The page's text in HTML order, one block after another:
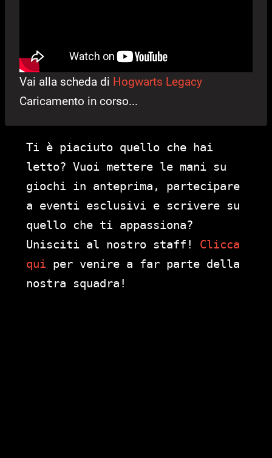
Vai alla scheda di Hogwarts Legacy
Caricamento in corso...
Ti è piaciuto quello che hai
letto? Vuoi mettere le mani su
giochi in anteprima, partecipare
a eventi esclusivi e scrivere su
quello che ti appassiona?
Unisciti al nostro staff! Clicca
qui per venire a far parte della
nostra squadra!